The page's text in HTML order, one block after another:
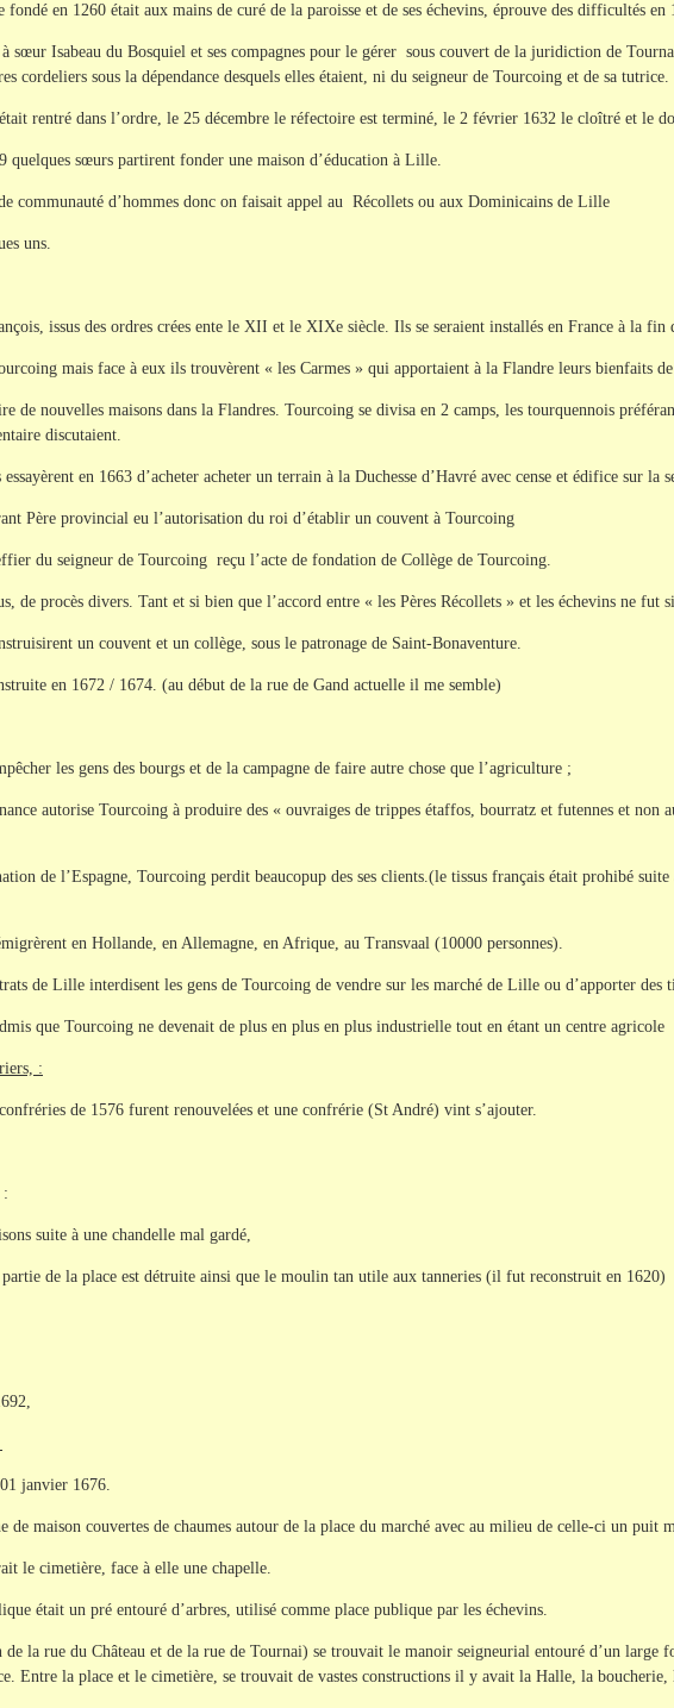
fondé en 1260 était aux mains de curé de la paroisse et de ses échevins, éprouve des difficultés en
sœur Isabeau du Bosquiel et ses compagnes pour le gérer sous couvert de la juridiction de
cordeliers sous la dépendance desquels elles étaient, ni du seigneur de Tourcoing et de sa tutrice.
rentré dans l’ordre, le 25 décembre le réfectoire est terminé, le 2 février 1632 le cloîtré et le
quelques sœurs partirent fonder une maison d’éducation à Lille.
communauté d’hommes donc on faisait appel au Récollets ou aux Dominicains de Lille
uns.
issus des ordres crées ente le XII et le XIXe siècle. Ils se seraient installés en France à la
mais face à eux ils trouvèrent « les Carmes » qui apportaient à la Flandre leurs bienfaits
de nouvelles maisons dans la Flandres. Tourcoing se divisa en 2 camps, les tourquennois
discutaient.
en 1663 d’acheter acheter un terrain à la Duchesse d’Havré avec cense et édifice sur la
Père provincial eu l’autorisation du roi d’établir un couvent à Tourcoing
du seigneur de Tourcoing reçu l’acte de fondation de Collège de Tourcoing.
de procès divers. Tant et si bien que l’accord entre « les Pères Récollets » et les échevins ne fut
un couvent et un collège, sous le patronage de Saint-Bonaventure.
en 1672 / 1674. (au début de la rue de Gand actuelle il me semble)
les gens des bourgs et de la campagne de faire autre chose que l’agriculture ;
autorise Tourcoing à produire des « ouvraiges de trippes étaffos, bourratz et futennes et
de l’Espagne, Tourcoing perdit beaucopup des ses clients.(le tissus français était prohibé
en Hollande, en Allemagne, en Afrique, au Transvaal (10000 personnes).
de Lille interdisent les gens de Tourcoing de vendre sur les marché de Lille ou d’apporter des
que Tourcoing ne devenait de plus en plus en plus industrielle tout en étant un centre agricole
:
de 1576 furent renouvelées et une confrérie (St André) vint s’ajouter.
:
suite à une chandelle mal gardé,
de la place est détruite ainsi que le moulin tan utile aux tanneries (il fut reconstruit en 1620)
janvier 1676.
de maison couvertes de chaumes autour de la place du marché avec au milieu de celle-ci un puit
le cimetière, face à elle une chapelle.
était un pré entouré d’arbres, utilisé comme place publique par les échevins.
la rue du Château et de la rue de Tournai) se trouvait le manoir seigneurial entouré d’un large
Entre la place et le cimetière, se trouvait de vastes constructions il y avait la Halle, la boucherie,